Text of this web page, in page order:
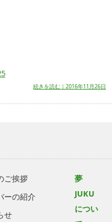
続きを読む｜2016年11月26日
ご挨拶
ーの紹介
せ
夢
JUKU
につい